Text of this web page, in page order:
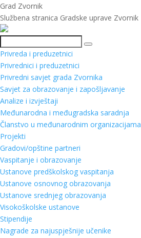
Grad Zvornik
Službena stranica Gradske uprave Zvornik
Pretraga
Privreda i preduzetnici
Privrednici i preduzetnici
Privredni savjet grada Zvornika
Savjet za obrazovanje i zapošljavanje
Analize i izvještaji
Međunarodna i međugradska saradnja
Članstvo u međunarodnim organizacijama
Projekti
Gradovi/opštine partneri
Vaspitanje i obrazovanje
Ustanove predškolskog vaspitanja
Ustanove osnovnog obrazovanja
Ustanove srednjeg obrazovanja
Visokoškolske ustanove
Stipendije
Nagrade za najuspješnije učenike